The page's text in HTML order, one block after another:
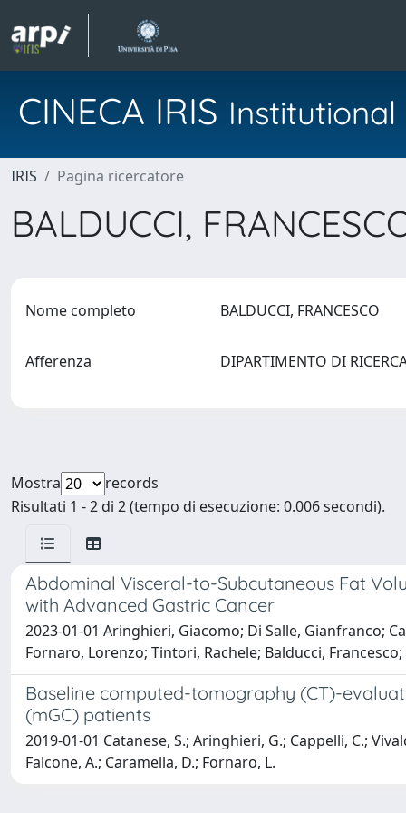
CINECA IRIS
IRIS Pagina ricercatore
BALDUCCI,
Nome completo BALDUCCI, FRANCESCO
Afferenza DIPARTIMENTO DI
Mostra
records
Risultati 1 - 2 di 2 (tempo di esecuzione: 0.006 secondi).
Abdominal Visceral-to-Subcutaneous Fat
with Advanced Gastric Cancer
2023-01-01 Aringhieri, Giacomo; Di Salle, Gianfranco;
Fornaro, Lorenzo; Tintori, Rachele; Balducci,
Baseline computed-tomography (CT)-
(mGC) patients
2019-01-01 Catanese, S.; Aringhieri, G.; Cappelli, C.;
Falcone, A.; Caramella, D.; Fornaro, L.